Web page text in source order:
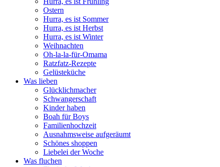
Ostern
Hurra, es ist Sommer
Hurra, es ist Herbst
Hurra, es ist Winter
Weihnachten
Oh-la-la-für-Omama
Ratzfatz-Rezepte
Gelüsteküche
Was lieben
Glücklichmacher
Schwangerschaft
Kinder haben
Boah für Boys
Familienhochzeit
Ausnahmsweise aufgeräumt
Schönes shoppen
Liebelei der Woche
Was fluchen